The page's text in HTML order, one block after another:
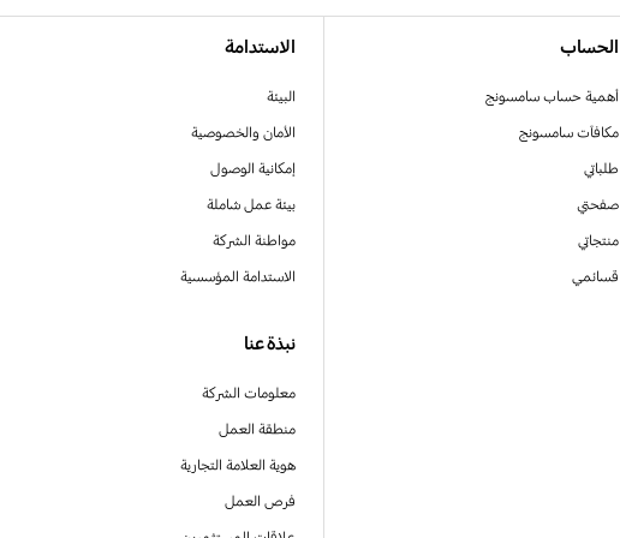
الحساب
أهمية حساب سامسونج
مكافآت سامسونج
طلباتي
صفحتي
منتجاتي
قسائمي
الاستدامة
البيئة
الأمان والخصوصية
إمكانية الوصول
بيئة عمل شاملة
مواطنة الشركة
الاستدامة المؤسسية
نبذة عنا
معلومات الشركة
منطقة العمل
هوية العلامة التجارية
فرص العمل